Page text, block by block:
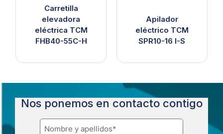
Carretilla
elevadora
eléctrica TCM
FHB40-55C-H
Apilador
eléctrico TCM
SPR10-16 I-S
Nos ponemos en contacto contigo